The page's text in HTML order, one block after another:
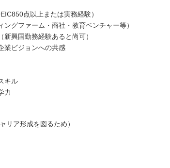
点以上または実務経験）
ングファーム・商社・教育ベンチャー等）
新興国勤務経験あると尚可）
業ビジョンへの共感
キル
力
リア形成を図るため）